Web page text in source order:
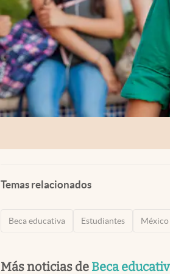
Temas relacionados
Beca educativa Estudiantes México
Más noticias de Beca